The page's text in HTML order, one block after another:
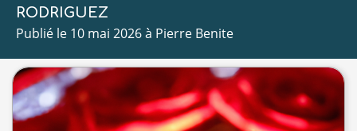
RODRIGUEZ
Publié le 10 mai 2026 à Pierre Benite